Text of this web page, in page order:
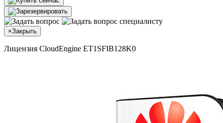
×Закрыть
Лицензия CloudEngine ET1SFIB128K0